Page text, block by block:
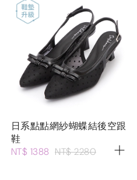
日系點點網紗蝴蝶結後空跟
鞋
NT$ 1388 NT$ 2280